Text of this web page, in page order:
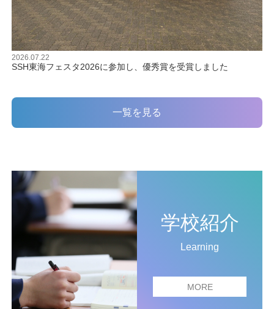
2026.07.22
SSH東海フェスタ2026に参加し、優秀賞を受賞しました
一覧を見る
学校紹介
Learning
MORE